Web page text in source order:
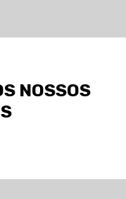
NOSSOS